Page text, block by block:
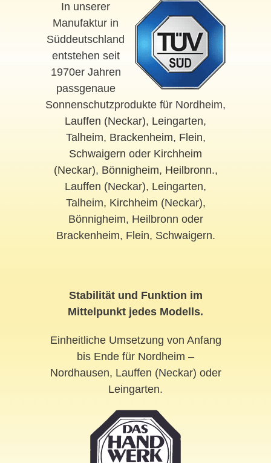
In unserer
Manufaktur in
Süddeutschland
entstehen seit
1970er Jahren
passgenaue
Sonnenschutzprodukte für Nordheim,
Lauffen (Neckar), Leingarten,
Talheim, Brackenheim, Flein,
Schwaigern oder Kirchheim
(Neckar), Bönnigheim, Heilbronn.,
Lauffen (Neckar), Leingarten,
Talheim, Kirchheim (Neckar),
Bönnigheim, Heilbronn oder
Brackenheim, Flein, Schwaigern.
Stabilität und Funktion im
Mittelpunkt jedes Modells.
Einheitliche Umsetzung von Anfang
bis Ende für Nordheim –
Nordhausen, Lauffen (Neckar) oder
Leingarten.